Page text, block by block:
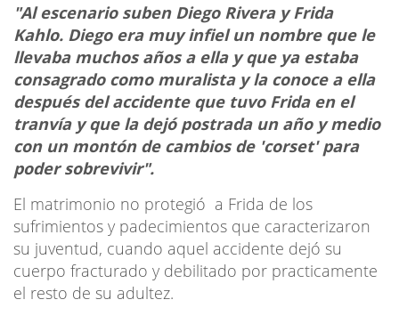
"Al escenario suben Diego Rivera y Frida
Kahlo. Diego era muy infiel un nombre que le
llevaba muchos años a ella y que ya estaba
consagrado como muralista y la conoce a ella
después del accidente que tuvo Frida en el
tranvía y que la dejó postrada un año y medio
con un montón de cambios de 'corset' para
poder sobrevivir".
El matrimonio no protegió a Frida de los
sufrimientos y padecimientos que caracterizaron
su juventud, cuando aquel accidente dejó su
cuerpo fracturado y debilitado por practicamente
el resto de su adultez.